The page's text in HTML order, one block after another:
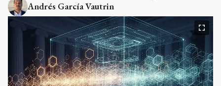
Andrés García Vautrin